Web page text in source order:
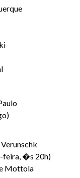
feira, �s 20h)
Mottola